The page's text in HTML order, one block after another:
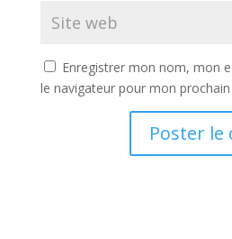
Enregistrer mon nom, mon
le navigateur pour mon